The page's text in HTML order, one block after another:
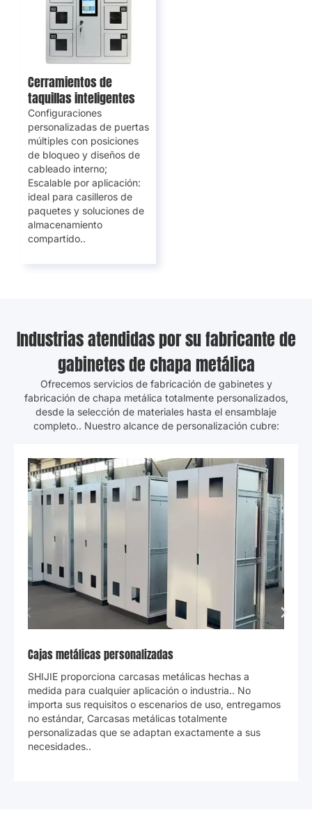
Cerramientos de
taquillas inteligentes
Configuraciones
personalizadas de puertas
múltiples con posiciones
de bloqueo y diseños de
cableado interno;
Escalable por aplicación:
ideal para casilleros de
paquetes y soluciones de
almacenamiento
compartido..
Industrias atendidas por su fabricante de
gabinetes de chapa metálica
Ofrecemos servicios de fabricación de gabinetes y
fabricación de chapa metálica totalmente personalizados,
desde la selección de materiales hasta el ensamblaje
completo.. Nuestro alcance de personalización cubre:
Casilleros de almacenamiento
Todos los tamaños y configuraciones de casilleros se
pueden personalizar.. SHIJIE tiene una amplia
experiencia enproyectos de casilleros inteligentes,
proporcionando no sólo la fabricación de gabinetes
metálicos sino tambiéndesarrollo del sistemapara
maquina completa & soluciones de cerramiento.